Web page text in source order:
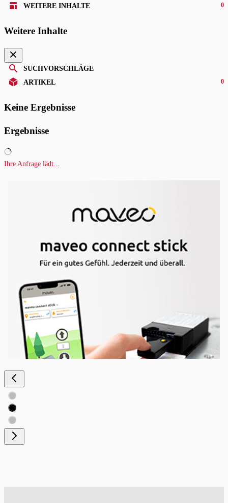
WEITERE INHALTE 0
Weitere Inhalte
SUCHVORSCHLÄGE
ARTIKEL
0
Keine Ergebnisse
Ergebnisse
Ihre Anfrage lädt...